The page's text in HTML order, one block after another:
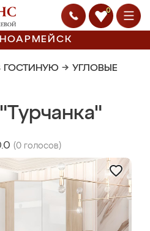
0
ГОСТИНУЮ → УГЛОВЫЕ
(0 голосов)